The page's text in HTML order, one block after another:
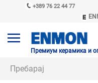
+389 76 22 44 77
Премиум керамика и